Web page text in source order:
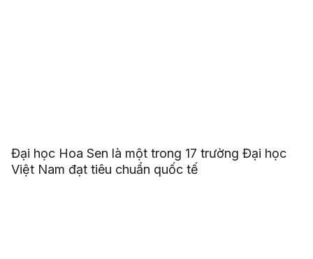
Đại học Hoa Sen là một trong 17 trường Đại học
Việt Nam đạt tiêu chuẩn quốc tế